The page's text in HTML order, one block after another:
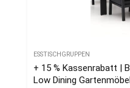
ESSTISCHGRUPPEN
+ 15 % Kassenrabatt |
Low Dining